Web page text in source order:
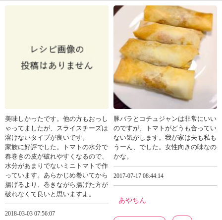
美味しかったです。他の方もおっし
ゃってましたが、スライスチーズは
溶けないタイプが良いです。
家族に好評でした。トマトの水分で
春巻きの皮が破れやすくなるので、
水分があまりでないミニトマトで作
っています。あらかじめ巻いてから
揚げるより、巻きながら揚げた方が
破れなくて良いと思いますよ。
2018-03-03 07:56:07
豚バラとコチュジャンは非常にいい
のですが、トマトがどうも合ってい
ない気がします。我が家は夫も私も
うーん、でした。女性向きの味なの
かな。
2017-07-17 08:44:14
あやちん